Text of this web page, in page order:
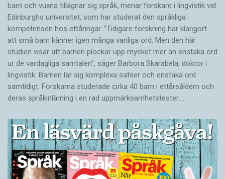
barn och vuxna tillägnar sig språk, menar forskare i lingvistik vid
Edinburghs universitet, som har studerat den språkliga
kompetensen hos ettåringar. ”Tidigare forskning har klargjort
att små barn känner igen många vanliga ord. Men den här
studien visar att barnen plockar upp mycket mer än enstaka ord
ur de vardagliga samtalen”, säger Barbora Skarabela, doktor i
lingvistik. Barnen lär sig komplexa satser och enstaka ord
samtidigt. Forskarna studerade cirka 40 barn i ettårsåldern och
deras språkinlärning i en rad uppmärksamhetstester.…